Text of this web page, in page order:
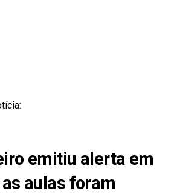
emitiu alerta em
aulas foram